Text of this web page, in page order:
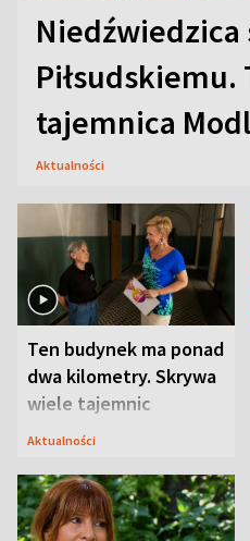
Niedźwiedzica
Piłsudskiemu.
tajemnica
Aktualności
Ten budynek ma ponad
dwa kilometry. Skrywa
wiele tajemnic
Aktualności